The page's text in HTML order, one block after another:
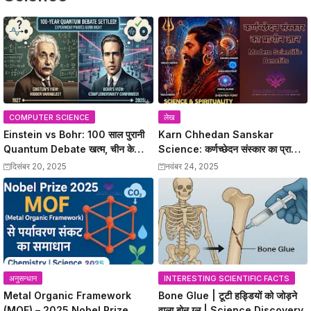
COMPUTER SCIENCE
Einstein vs Bohr: 100 साल पुरानी
Quantum Debate खत्म, चीन के
वैज्ञानिकों ने Bohr को सही साबित किया
दिसंबर 20, 2025
लेख
Karn Chhedan Sanskar
Science: कर्णच्छेदन संस्कार का प्राचीन
ज्ञान और Modern Scientific
Benefits
नवंबर 24, 2025
अनुसन्धान
Metal Organic Framework
INTERESTING SCIENTIFIC FACTS
Bone Glue | टूटी हड्डियों को जोड़ने